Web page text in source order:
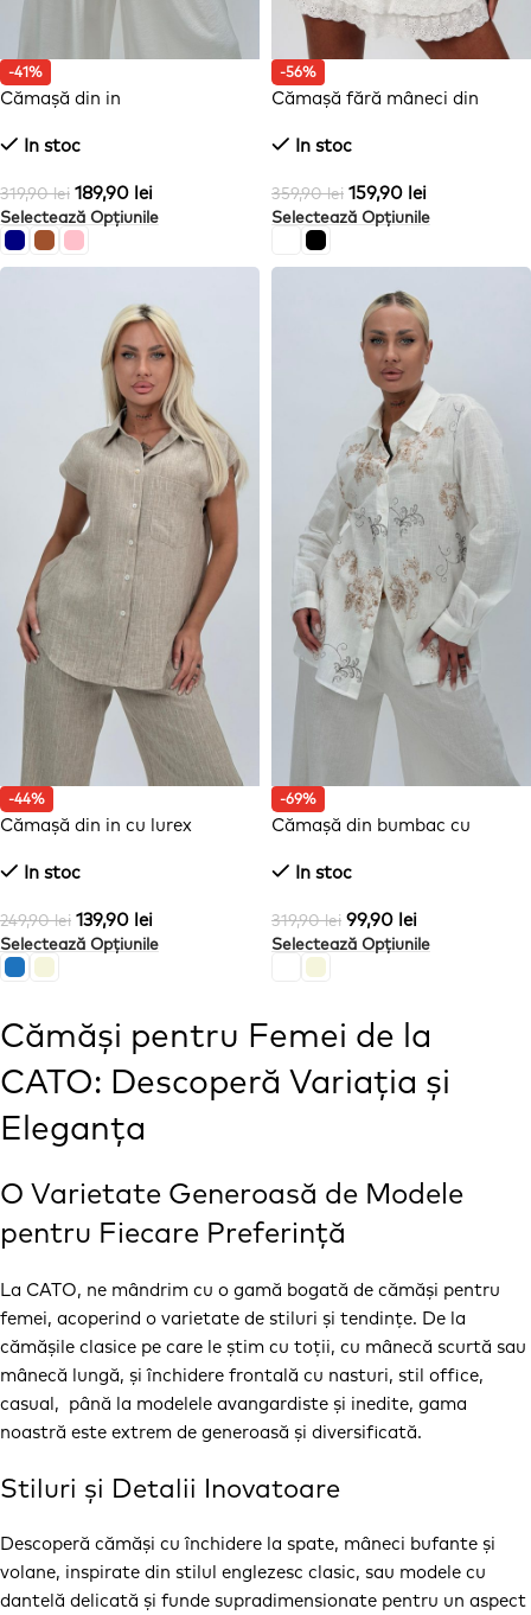
-41%
Cămașă din in
In stoc
319,90lei 189,90 lei
Selectează Opțiunile
-56%
Cămașă fără mâneci din
In stoc
359,90lei 159,90 lei
Selectează Opțiunile
-44%
Cămașă din in cu lurex
In stoc
249,90lei 139,90 lei
Selectează Opțiunile
-69%
Cămașă din bumbac cu
In stoc
319,90lei 99,90 lei
Selectează Opțiunile
Cămăși pentru Femei de la
CATO: Descoperă Variația și
Eleganța
O Varietate Generoasă de Modele
pentru Fiecare Preferință
La CATO, ne mândrim cu o gamă bogată de cămăși pentru
femei, acoperind o varietate de stiluri și tendințe. De la
cămășile clasice pe care le știm cu toții, cu mânecă scurtă sau
mânecă lungă, și închidere frontală cu nasturi, stil office,
casual, până la modelele avangardiste și inedite, gama
noastră este extrem de generoasă și diversificată.
Stiluri și Detalii Inovatoare
Descoperă cămăși cu închidere la spate, mâneci bufante și
volane, inspirate din stilul englezesc clasic, sau modele cu
dantelă delicată și funde supradimensionate pentru un aspect